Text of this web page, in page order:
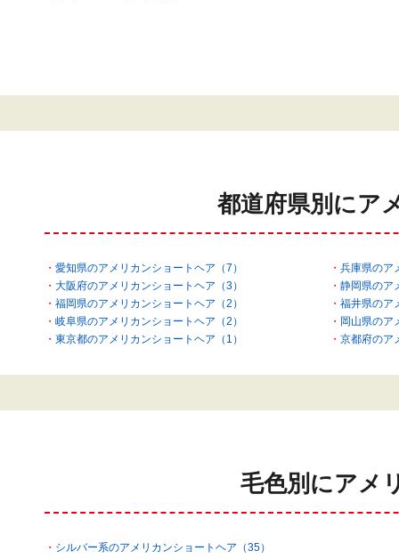
都道府県別にア
愛知県のアメリカンショートヘア（7）
兵庫県のア
大阪府のアメリカンショートヘア（3）
静岡県のア
福岡県のアメリカンショートヘア（2）
福井県のア
岐阜県のアメリカンショートヘア（2）
岡山県のア
東京都のアメリカンショートヘア（1）
京都府のア
毛色別にアメ
シルバー系のアメリカンショートヘア（35）